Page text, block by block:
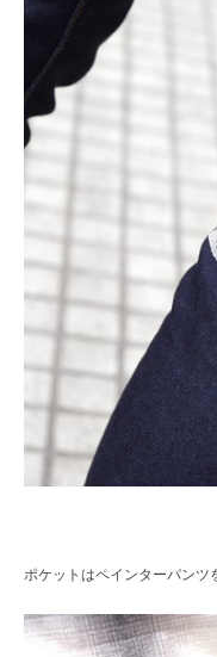
ポケットはペインターパンツ